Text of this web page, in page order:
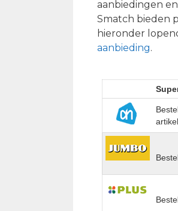
aanbiedingen
Smatch bieden
hieronder
aanbieding.